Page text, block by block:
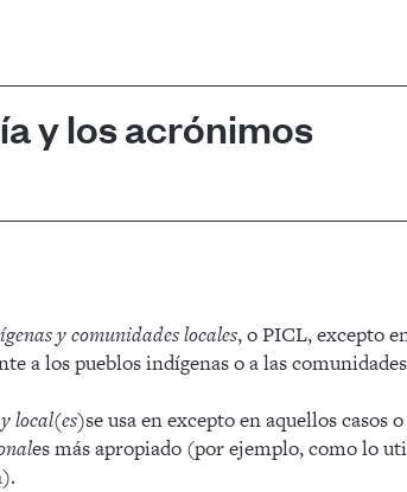
y los acrónimos
y comunidades locales, o PICL, excepto
a los pueblos indígenas o a las
local(es)se usa en excepto en aquellos casos
es más apropiado (por ejemplo, como lo